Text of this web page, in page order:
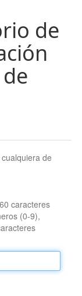
de
de
caracteres
(0-9),